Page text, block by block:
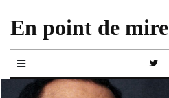
En point de mire